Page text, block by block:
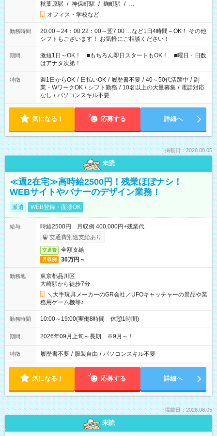
秋葉原駅 / 神保町駅 / 麹町駅 / …
オフィス・学校など
勤務時間
20:00～24：00 22：00～翌7:00 …など1日4時間～OK！ その他
シフトもございます！ お気軽にご相談ください！
期間
激短1日～OK！ ■もちろん即日スタートもOK！ ■曜日・日数
はアナタ次第！
特徴 週1日からOK / 日払いOK / 履歴書不要 / 40～50代活躍中 / 副
業・WワークOK / シフト勤務 / 10名以上の大量募集 / 電話対応
なし / パソコンスキル不要
気になる！ 応募する 詳細へ
掲載日：2026.08.05
未読
≪週2在宅≫高時給2500円！残業ほぼナシ！
WEBサイトやバナーのデザイン業務！
派遣 WEB登録・面接OK
給与
時給2500円 月収例 400,000円+残業代
交通費別途支給あり
交通費 全額支給
月収例 30万円～
勤務地
東京都品川区
大崎駅から徒歩7分
＼大手玩具メーカーのGR会社／UFOキャッチャーの景品や業
務用ゲーム機等♪
勤務時間 10:00～19:00(実働8時間 休憩1時間)
期間 2026年09月上旬～長期 ※9月～！
特徴 履歴書不要 / 服装自由 / パソコンスキル不要
気になる！ 応募する 詳細へ
掲載日：2026.08.05
未読